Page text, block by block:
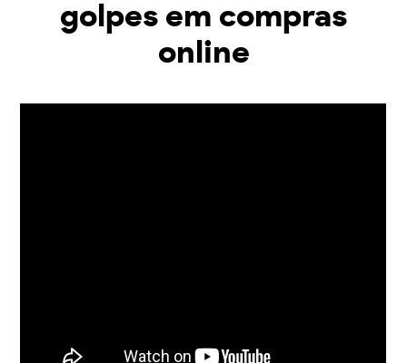
golpes em compras
online